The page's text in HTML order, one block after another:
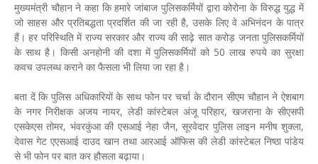
मुख्यमंत्री चौहान ने कहा कि हमारे जांबाज पुलिसकर्मियों द्वारा कोरोना के विरुद्ध युद्ध में
जो साहस और प्रतिबद्धता प्रदर्शित की जा रही है, उसके लिए वे अभिनंदन के पात्र
हैं। हर परिस्थिति में राज्य सरकार और राज्य की साढ़े सात करोड़ जनता पुलिसकर्मियों
के साथ है। किसी अनहोनी की दशा में पुलिसकर्मियों को 50 लाख रुपये का सुरक्षा
कवच उपलब्ध कराने का फैसला भी लिया जा रहा है।
बता दें कि पुलिस अधिकारियों के साथ फोन पर चर्चा के दौरान सीएम चौहान ने ऐशबाग
के नगर निरीक्षक अजय नायर, लेडी कांस्टेबल अंजू परिहार, खजराना के सीएसपी
एसकेएस तोमर, भंवरकुंआ की एसआई नेहा जैन, सूरवेदार पुलिस लाइन मनीष शुक्ला,
देवास गेट एएसआई दाउद खान तथा आरआई ऑफिस की लेडी कांस्टेबल निष्ठा पांडेय
से भी फोन पर बात कर हौसला बढ़ाया।